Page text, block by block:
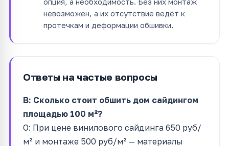
невозможен, а их отсутствие ведёт к
протечкам и деформации обшивки.
Ответы на частые вопросы
В: Сколько стоит обшить дом сайдингом
площадью 100 м²?
О: При цене винилового сайдинга 650 руб/
м² и монтаже 500 руб/м² — материалы